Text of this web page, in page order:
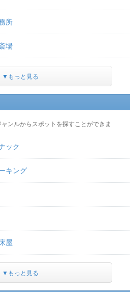
所
場
▼もっと見る
ンルからスポットを探すことができま
ック
キング
屋
▼もっと見る